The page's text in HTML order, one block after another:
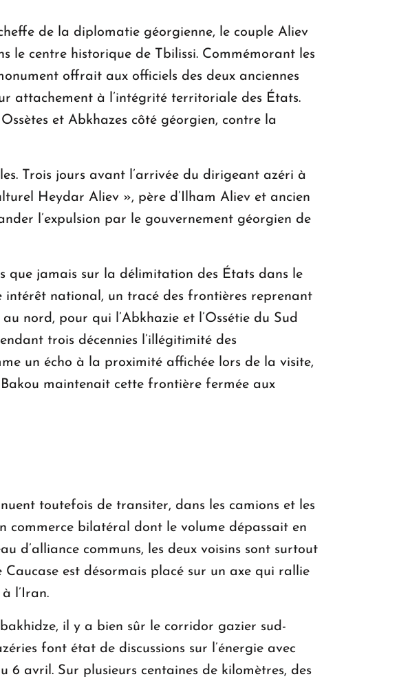
de la diplomatie géorgienne, le couple Aliev
le centre historique de Tbilissi. Commémorant les
offrait aux officiels des deux anciennes
attachement à l’intégrité territoriale des États.
et Abkhazes côté géorgien, contre la
Trois jours avant l’arrivée du dirigeant azéri à
Heydar Aliev », père d’Ilham Aliev et ancien
l’expulsion par le gouvernement géorgien de
que jamais sur la délimitation des États dans le
intérêt national, un tracé des frontières reprenant
nord, pour qui l’Abkhazie et l’Ossétie du Sud
trois décennies l’illégitimité des
un écho à la proximité affichée lors de la visite,
maintenait cette frontière fermée aux
toutefois de transiter, dans les camions et les
commerce bilatéral dont le volume dépassait en
d’alliance communs, les deux voisins sont surtout
est désormais placé sur un axe qui rallie
l’Iran.
il y a bien sûr le corridor gazier sud-
font état de discussions sur l’énergie avec
avril. Sur plusieurs centaines de kilomètres, des